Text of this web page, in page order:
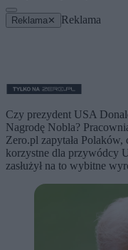
Reklama ✕ Reklama
Czy prezydent USA
Nagrodę Nobla?
Zero.pl zapytała Polaków,
korzystne dla przywódcy
zasłużył na to wybitne